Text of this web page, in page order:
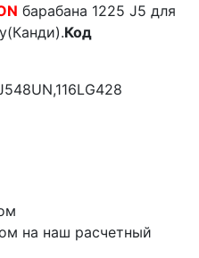
барабана 1225 J5 для
Код
на наш расчетный